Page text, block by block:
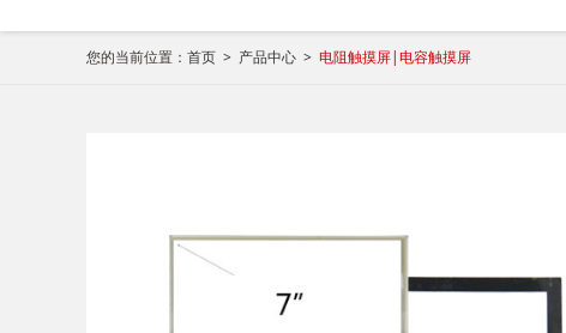
您的当前位置： 首页 > 产品中心 > 电阻触摸屏|电容触摸屏